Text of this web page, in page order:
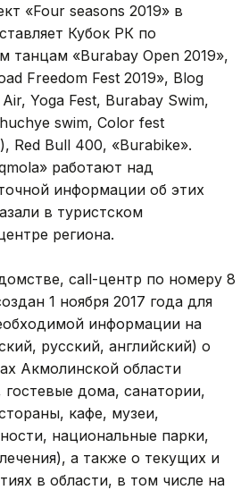
«Four seasons 2019» в
Кубок РК по
танцам «Burabay Open 2019»,
Freedom Fest 2019», Blog
Yoga Fest, Burabay Swim,
swim, Color fest
Red Bull 400, «Burabike».
работают над
информации об этих
в туристском
региона.
call-центр по номеру 8
1 ноября 2017 года для
информации на
русский, английский) о
Акмолинской области
гостевые дома, санатории,
кафе, музеи,
национальные парки,
а также о текущих и
в области, в том числе на